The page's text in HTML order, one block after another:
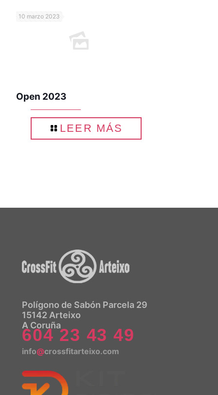
10 marzo 2023
Open 2023
LEER MÁS
Polígono de Sabón Parcela 29
15142 Arteixo
A Coruña
604 23 43 49
info@crossfitarteixo.com